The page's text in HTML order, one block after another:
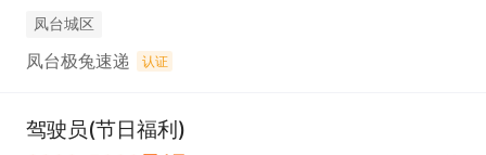
凤台城区
凤台极兔速递 认证
驾驶员(节日福利)